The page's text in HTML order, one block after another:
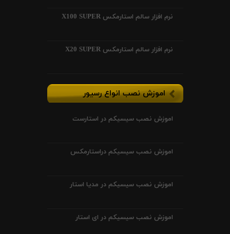
نرم افزار سالم استارمکس X100 SUPER
نرم افزار سالم استارمکس X20 SUPER
اموزش نصب انواع رسیور
اموزش نصب سیسیکم در استارست
اموزش نصب سیسیکم دراستارمکس
اموزش نصب سیسیکم در مدیا استار
اموزش نصب سیسیکم در ای استار